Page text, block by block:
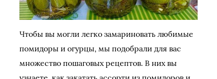
Чтобы вы могли легко замариновать любимые
помидоры и огурцы, мы подобрали для вас
множество пошаговых рецептов. В них вы